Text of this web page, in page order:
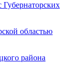
Губернаторских
областью
района